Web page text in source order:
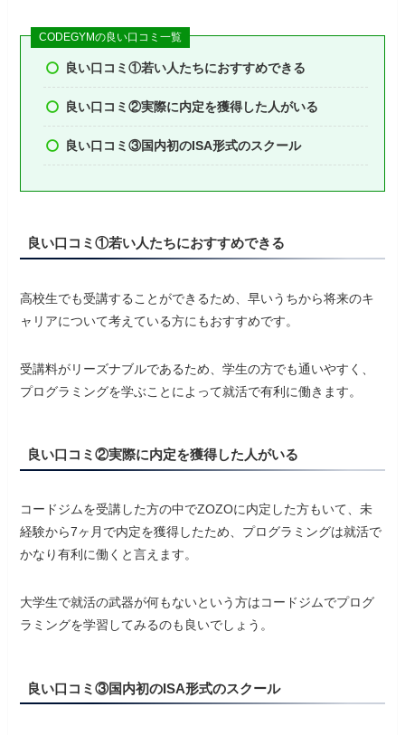
CODEGYMの良い口コミ一覧
良い口コミ①若い人たちにおすすめできる
良い口コミ②実際に内定を獲得した人がいる
良い口コミ③国内初のISA形式のスクール
良い口コミ①若い人たちにおすすめできる
高校生でも受講することができるため、早いうちから将来のキ
ャリアについて考えている方にもおすすめです。
受講料がリーズナブルであるため、学生の方でも通いやすく、
プログラミングを学ぶことによって就活で有利に働きます。
良い口コミ②実際に内定を獲得した人がいる
コードジムを受講した方の中でZOZOに内定した方もいて、未
経験から7ヶ月で内定を獲得したため、プログラミングは就活で
かなり有利に働くと言えます。
大学生で就活の武器が何もないという方はコードジムでプログ
ラミングを学習してみるのも良いでしょう。
良い口コミ③国内初のISA形式のスクール